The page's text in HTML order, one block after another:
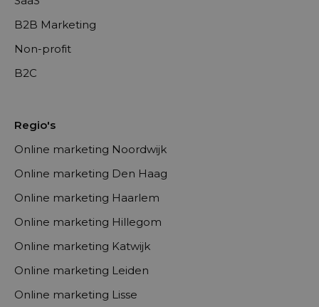
B2B Marketing
Non-profit
B2C
Regio's
Online marketing Noordwijk
Online marketing Den Haag
Online marketing Haarlem
Online marketing Hillegom
Online marketing Katwijk
Online marketing Leiden
Online marketing Lisse